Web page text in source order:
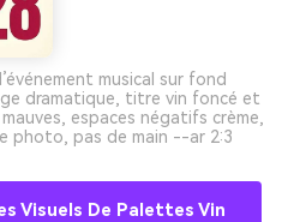
musical sur fond
dramatique, titre vin foncé et
espaces négatifs crème,
photo, pas de main --ar 2:3
Visuels De Palettes Vin